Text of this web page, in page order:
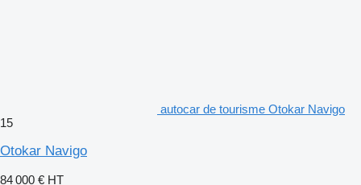
autocar de tourisme Otokar Navigo
15
Otokar Navigo
84 000 € HT